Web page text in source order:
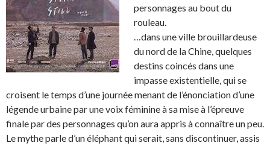
personnages au bout du
rouleau.
…dans une ville brouillardeuse
du nord de la Chine, quelques
destins coincés dans une
impasse existentielle, qui se
croisent le temps d’une journée menant de l’énonciation d’une
légende urbaine par une voix féminine à sa mise à l’épreuve
finale par des personnages qu’on aura appris à connaître un peu.
Le mythe parle d’un éléphant qui serait, sans discontinuer, assis